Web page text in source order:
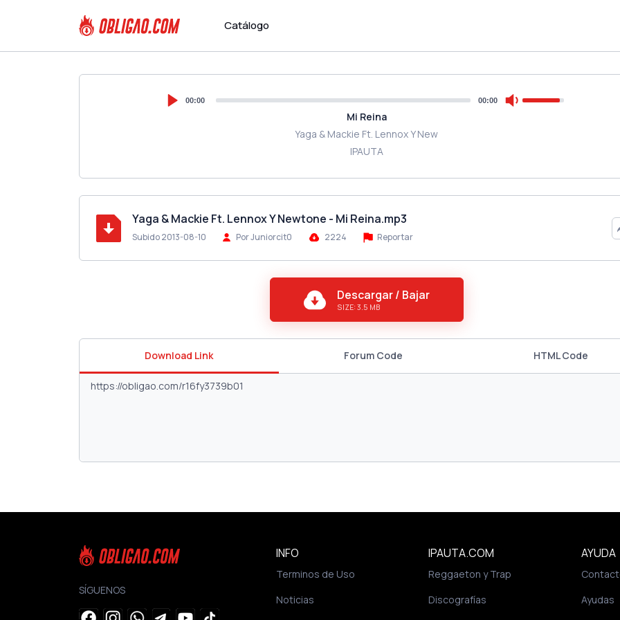
Catálogo
00:00 00:00
Mi Reina
Yaga & Mackie Ft. Lennox Y New
IPAUTA
Yaga & Mackie Ft. Lennox Y Newtone - Mi Reina.mp3
Subido 2013-08-10 Por Juniorcit0 2224 Reportar
Descargar / Bajar
SIZE: 3.5 MB
Download Link Forum Code HTML Code
SÍGUENOS
INFO
Terminos de Uso
Noticias
IPAUTA.COM
Reggaeton y Trap
Discografías
AYUDA
Ayudas